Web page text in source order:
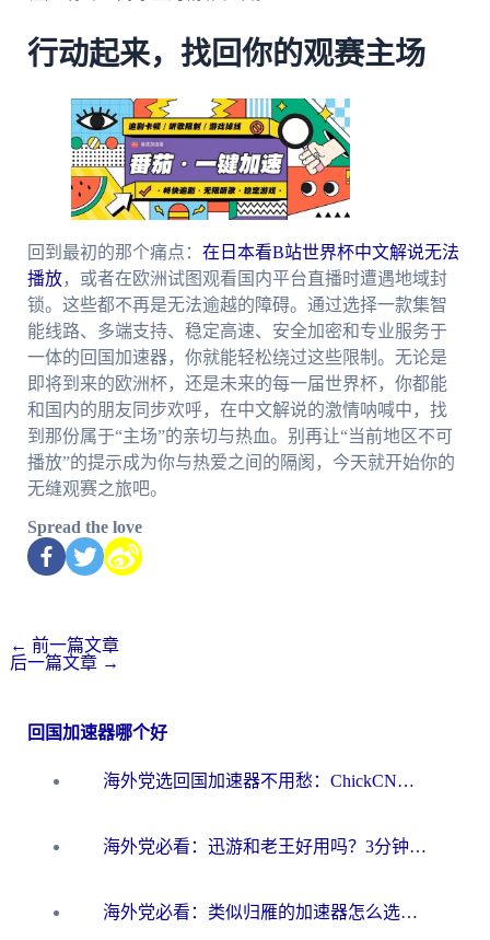
行动起来，找回你的观赛主场
回到最初的那个痛点： 在日本看B站世界杯中文解说无法
播放，或者在欧洲试图观看国内平台直播时遭遇地域封
锁。这些都不再是无法逾越的障碍。通过选择一款集智
能线路、多端支持、稳定高速、安全加密和专业服务于
一体的回国加速器，你就能轻松绕过这些限制。无论是
即将到来的欧洲杯，还是未来的每一届世界杯，你都能
和国内的朋友同步欢呼，在中文解说的激情呐喊中，找
到那份属于“主场”的亲切与热血。别再让“当前地区不可
播放”的提示成为你与热爱之间的隔阂，今天就开始你的
无缝观赛之旅吧。
Spread the love
← 前一篇文章
后一篇文章 →
回国加速器哪个好
海外党选回国加速器不用愁：ChickCN和洞见哪个好？一篇搞定所有疑问
海外党必看：迅游和老王好用吗？3分钟选对加速国内网络的加速器
海外党必看：类似归雁的加速器怎么选？一篇搞定无缝访问国内资源